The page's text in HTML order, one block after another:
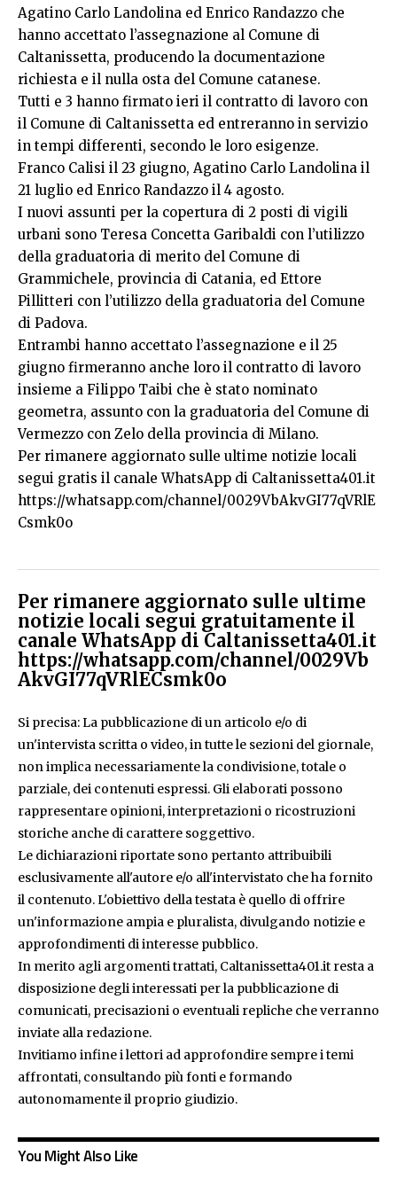
Agatino Carlo Landolina ed Enrico Randazzo che
hanno accettato l’assegnazione al Comune di
Caltanissetta, producendo la documentazione
richiesta e il nulla osta del Comune catanese.
Tutti e 3 hanno firmato ieri il contratto di lavoro con
il Comune di Caltanissetta ed entreranno in servizio
in tempi differenti, secondo le loro esigenze.
Franco Calisi il 23 giugno, Agatino Carlo Landolina il
21 luglio ed Enrico Randazzo il 4 agosto.
I nuovi assunti per la copertura di 2 posti di vigili
urbani sono Teresa Concetta Garibaldi con l’utilizzo
della graduatoria di merito del Comune di
Grammichele, provincia di Catania, ed Ettore
Pillitteri con l’utilizzo della graduatoria del Comune
di Padova.
Entrambi hanno accettato l’assegnazione e il 25
giugno firmeranno anche loro il contratto di lavoro
insieme a Filippo Taibi che è stato nominato
geometra, assunto con la graduatoria del Comune di
Vermezzo con Zelo della provincia di Milano.
Per rimanere aggiornato sulle ultime notizie locali
segui gratis il canale WhatsApp di Caltanissetta401.it
https://whatsapp.com/channel/0029VbAkvGI77qVRlE
Csmk0o
Per rimanere aggiornato sulle ultime
notizie locali segui gratuitamente il
canale WhatsApp di Caltanissetta401.it
https://whatsapp.com/channel/0029Vb
AkvGI77qVRlECsmk0o
Si precisa: La pubblicazione di un articolo e/o di
un'intervista scritta o video, in tutte le sezioni del giornale,
non implica necessariamente la condivisione, totale o
parziale, dei contenuti espressi. Gli elaborati possono
rappresentare opinioni, interpretazioni o ricostruzioni
storiche anche di carattere soggettivo.
Le dichiarazioni riportate sono pertanto attribuibili
esclusivamente all'autore e/o all'intervistato che ha fornito
il contenuto. L'obiettivo della testata è quello di offrire
un'informazione ampia e pluralista, divulgando notizie e
approfondimenti di interesse pubblico.
In merito agli argomenti trattati, Caltanissetta401.it resta a
disposizione degli interessati per la pubblicazione di
comunicati, precisazioni o eventuali repliche che verranno
inviate alla redazione.
Invitiamo infine i lettori ad approfondire sempre i temi
affrontati, consultando più fonti e formando
autonomamente il proprio giudizio.
You Might Also Like